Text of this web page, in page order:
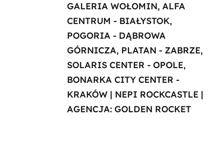
GALERIA WOŁOMIN, ALFA
CENTRUM - BIAŁYSTOK,
POGORIA - DĄBROWA
GÓRNICZA, PLATAN - ZABRZE,
SOLARIS CENTER - OPOLE,
BONARKA CITY CENTER -
KRAKÓW | NEPI ROCKCASTLE |
AGENCJA: GOLDEN ROCKET